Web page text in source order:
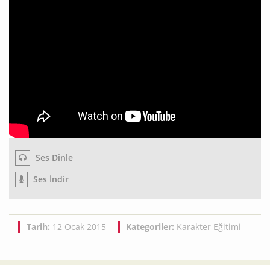
Ses Dinle
Ses İndir
Tarih: 12 Ocak 2015 Kategoriler: Karakter Eğitimi